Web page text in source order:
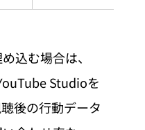
込む場合は、
Studioを
後の行動データ